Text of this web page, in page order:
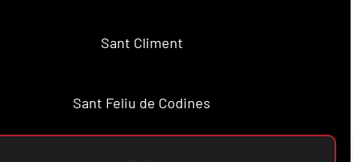
Sant Climent
Sant Feliu de Codines